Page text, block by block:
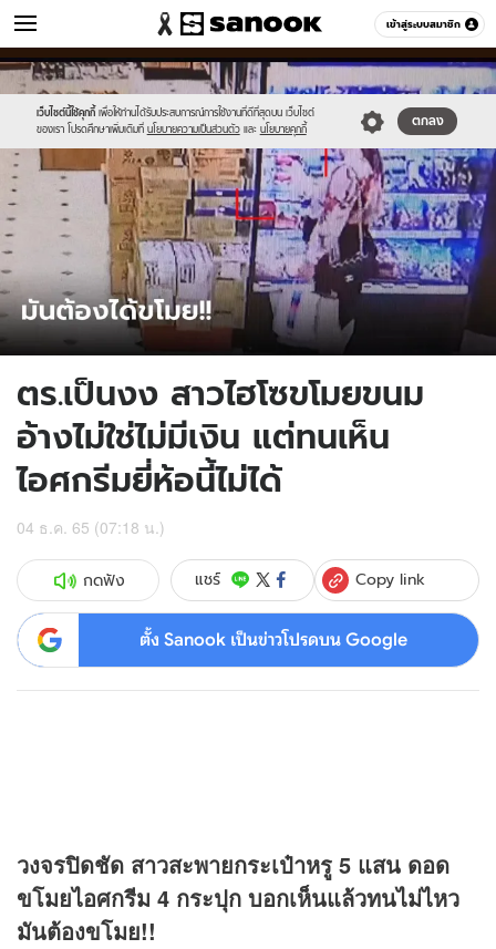
เข้าสู่ระบบสมาชิก
ข่าว หมวดอื่นๆ
เว็บไซต์นี้ใช้คุกกี้ เพื่อให้ท่านได้รับประสบการณ์การใช้งานที่ดีที่สุดบน เว็บไซต์
ของเรา โปรดศึกษาเพิ่มเติมที่ นโยบายความเป็นส่วนตัว และ นโยบายคุกกี้
ตกลง
Sanook
//s.isanook.com/sr/0/images/logo-
new-
sanook.png
600
60
//s.isanook.com/ns/0/ud/1733/8668130/560115.jpg
ตร.เป็นงง สาวไฮโซขโมยขนม
อ้างไม่ใช่ไม่มีเงิน แต่ทนเห็น
ไอศกรีมยี่ห้อนี้ไม่ได้
04 ธ.ค. 65 (07:18 น.)
กดฟัง แชร์ Copy link
ตั้ง Sanook เป็นข่าวโปรดบน Google
วงจรปิดชัด สาวสะพายกระเป๋าหรู 5 แสน ดอด
ขโมยไอศกรีม 4 กระปุก บอกเห็นแล้วทนไม่ไหว
มันต้องขโมย!!